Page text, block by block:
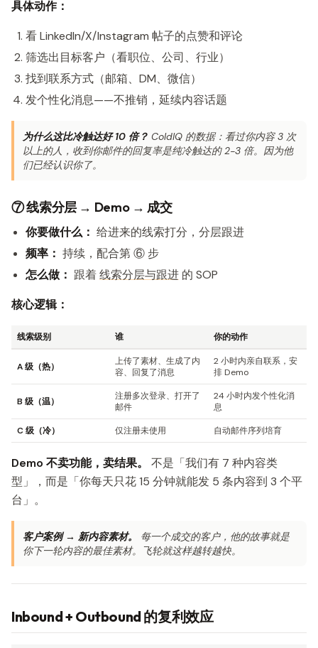
具体动作：
看 LinkedIn/X/Instagram 帖子的点赞和评论
筛选出目标客户（看职位、公司、行业）
找到联系方式（邮箱、DM、微信）
发个性化消息——不推销，延续内容话题
为什么这比冷触达好 10 倍？ ColdIQ 的数据：看过你内容 3 次
以上的人，收到你邮件的回复率是纯冷触达的 2-3 倍。因为他
们已经认识你了。
⑦ 线索分层 → Demo → 成交
你要做什么： 给进来的线索打分，分层跟进
频率： 持续，配合第 ⑥ 步
怎么做： 跟着线索分层与跟进 的 SOP
核心逻辑：
线索级别 谁 你的动作
A 级（热）
上传了素材、生成了内
容、回复了消息
2 小时内亲自联系，安
排 Demo
B 级（温）
注册多次登录、打开了
邮件
24 小时内发个性化消
息
C 级（冷） 仅注册未使用 自动邮件序列培育
Demo 不卖功能，卖结果。
不是「我们有 7 种内容类
型」，而是「你每天只花 15 分钟就能发 5 条内容到 3 个平
台」。
客户案例 → 新内容素材。
每一个成交的客户，他的故事就是
你下一轮内容的最佳素材。飞轮就这样越转越快。
Inbound + Outbound 的复利效应